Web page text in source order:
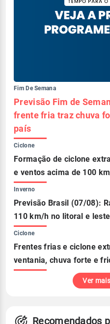
Fim De Semana
Previsão Fim de
frente fria traz chuva
país
Ciclone
Formação de ciclone
e ventos acima de 100
Inverno
Previsão Brasil (07/08):
110 km/h no litoral e
Ciclone
Frentes frias e ciclone
ventania, chuva forte e
Ver
Recomendados